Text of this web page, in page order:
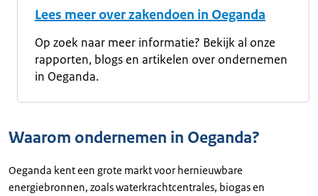
Lees meer over zakendoen in Oeganda
Op zoek naar meer informatie? Bekijk al onze
rapporten, blogs en artikelen over ondernemen
in Oeganda.
Waarom ondernemen in Oeganda?
Oeganda kent een grote markt voor hernieuwbare
energiebronnen, zoals waterkrachtcentrales, biogas en